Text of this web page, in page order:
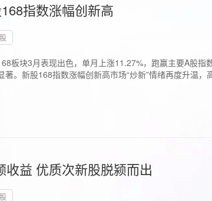
指数涨幅创新高
板块3月表现出色，单月上涨11.27%，跑赢主要A股
著。新股168指数涨幅创新高市场“炒新”情绪再度升温
收益 优质次新股脱颍而出